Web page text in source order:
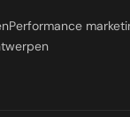
Performance